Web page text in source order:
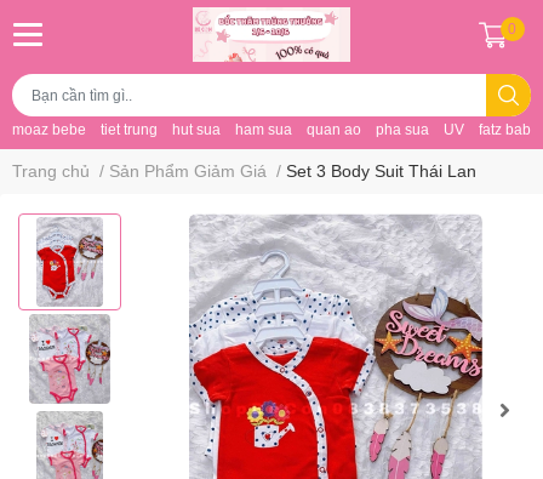
moaz bebe tiet trung hut sua ham sua quan ao pha sua UV fatz baby
0
Trang chủ / Sản Phẩm Giảm Giá / Set 3 Body Suit Thái Lan